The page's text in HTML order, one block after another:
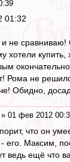
01:32
не сравниваю!
хотели
Рома не
Обидно,
» 01 фев 2012
что он
Максим,
ведь ещё что